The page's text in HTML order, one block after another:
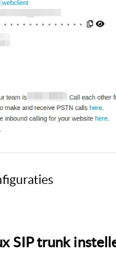
SIP trunk